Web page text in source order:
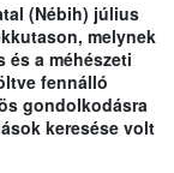
(Nébih) július
melynek
és a méhészeti
fennálló
gondolkodásra
keresése volt